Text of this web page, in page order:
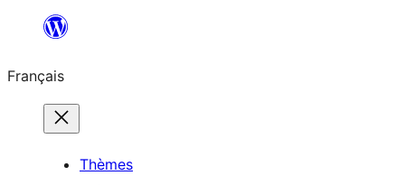
contenu
Français
Thèmes